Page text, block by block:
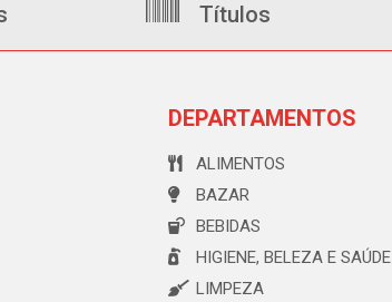
Títulos
DEPARTAMENTOS
ALIMENTOS
BAZAR
BEBIDAS
HIGIENE, BELEZA E SAÚDE
LIMPEZA